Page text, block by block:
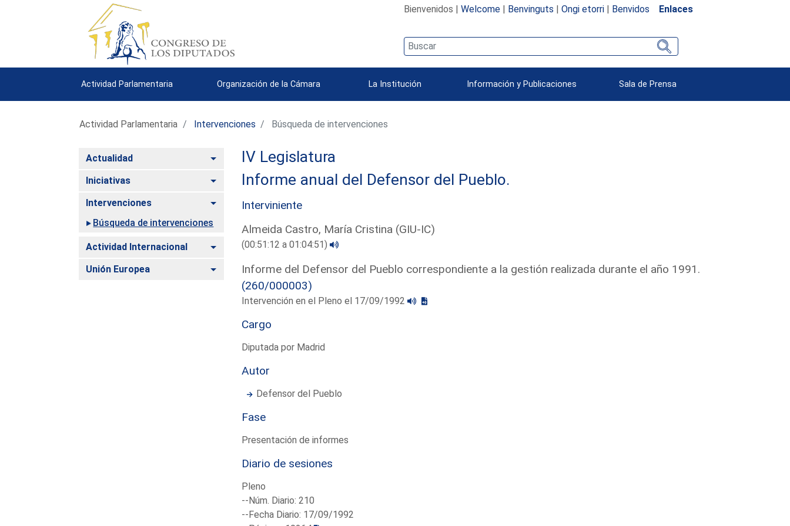
Bienvenidos | Welcome| Benvinguts | Ongi etorri| Benvidos Enlaces
Actividad Parlamentaria Organización de la Cámara La Institución Información y Publicaciones Sala de Prensa
Actividad Parlamentaria Intervenciones Búsqueda de intervenciones
Actualidad Alternar
Iniciativas Alternar
Intervenciones
Alternar
Búsqueda de intervenciones
Actividad Internacional Alternar
Unión Europea Alternar
IV Legislatura
Informe anual del Defensor del Pueblo.
Interviniente
Almeida Castro, María Cristina (GIU-IC)
(00:51:12 a 01:04:51)
Informe del Defensor del Pueblo correspondiente a la gestión realizada durante el año 1991.
(260/000003)
Intervención en el Pleno el 17/09/1992
Cargo
Diputada por Madrid
Autor
Defensor del Pueblo
Fase
Presentación de informes
Diario de sesiones
Pleno
--Núm. Diario: 210
--Fecha Diario: 17/09/1992